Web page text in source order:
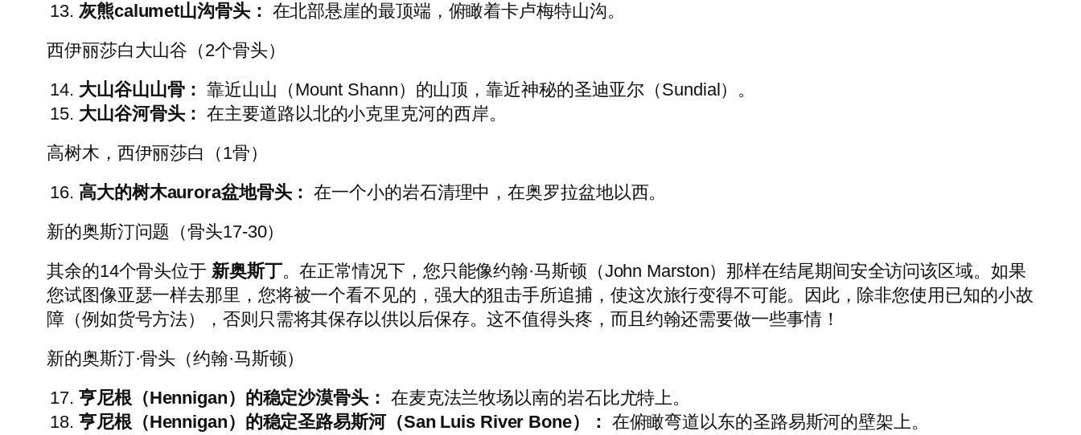
灰熊calumet山沟骨头： 在北部悬崖的最顶端，俯瞰着卡卢梅特山沟。
西伊丽莎白大山谷（2个骨头）
大山谷山山骨： 靠近山山（Mount Shann）的山顶，靠近神秘的圣迪亚尔（Sundial）。
大山谷河骨头： 在主要道路以北的小克里克河的西岸。
高树木，西伊丽莎白（1骨）
高大的树木aurora盆地骨头： 在一个小的岩石清理中，在奥罗拉盆地以西。
新的奥斯汀问题（骨头17-30）
其余的14个骨头位于 新奥斯丁。在正常情况下，您只能像约翰·马斯顿（John Marston）那样在结尾期间安全访问该区域。如果
您试图像亚瑟一样去那里，您将被一个看不见的，强大的狙击手所追捕，使这次旅行变得不可能。因此，除非您使用已知的小故
障（例如货号方法），否则只需将其保存以供以后保存。这不值得头疼，而且约翰还需要做一些事情！
新的奥斯汀·骨头（约翰·马斯顿）
亨尼根（Hennigan）的稳定沙漠骨头： 在麦克法兰牧场以南的岩石比尤特上。
亨尼根（Hennigan）的稳定圣路易斯河（San Luis River Bone）： 在俯瞰弯道以东的圣路易斯河的壁架上。